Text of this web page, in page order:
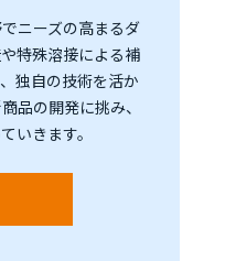
ニーズの高まるダ
特殊溶接による補
独自の技術を活か
品の開発に挑み、
いきます。